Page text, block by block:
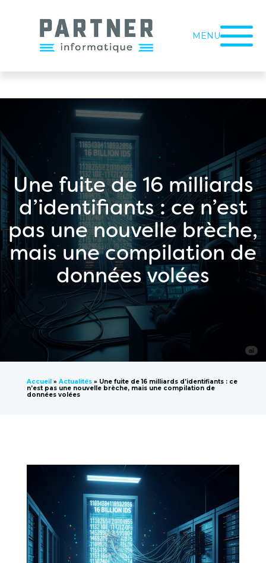
MENU
Une fuite de 16 milliards
d’identifiants : ce n’est
pas une nouvelle brèche,
mais une compilation de
données volées
Accueil» Actualités» Une fuite de 16 milliards d’identifiants : ce
n’est pas une nouvelle brèche, mais une compilation de
données volées